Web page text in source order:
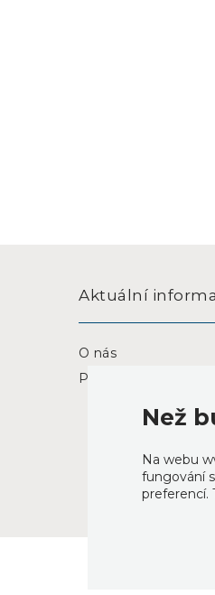
Aktuální
O nás
Prohlášení o
Než
Na webu
fungování
preferencí.